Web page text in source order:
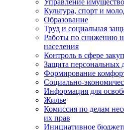
Управление
Культура, спорт и
Образование
Труд и социальная
Работы по снижению
населения
Контроль в сфере
Защита персональных
Формирование
Социально-
Информация для
Жилье
Комиссия по делам
их прав
Инициативное